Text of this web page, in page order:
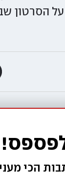
על הסרטון
הכי